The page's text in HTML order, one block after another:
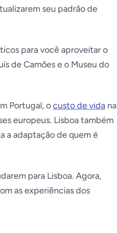
seu padrão de
para você aproveitar o
de Camões e o Museu do
Portugal, ocusto de vida na
europeus. Lisboa também
a adaptação de quem é
para Lisboa. Agora,
as experiências dos